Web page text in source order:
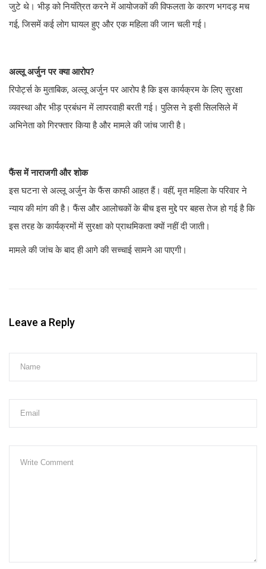
जुटे थे। भीड़ को नियंत्रित करने में आयोजकों की विफलता के कारण भगदड़ मच
गई, जिसमें कई लोग घायल हुए और एक महिला की जान चली गई।
अल्लू अर्जुन पर क्या आरोप?
रिपोर्ट्स के मुताबिक, अल्लू अर्जुन पर आरोप है कि इस कार्यक्रम के लिए सुरक्षा
व्यवस्था और भीड़ प्रबंधन में लापरवाही बरती गई। पुलिस ने इसी सिलसिले में
अभिनेता को गिरफ्तार किया है और मामले की जांच जारी है।
फैंस में नाराजगी और शोक
इस घटना से अल्लू अर्जुन के फैंस काफी आहत हैं। वहीं, मृत महिला के परिवार ने
न्याय की मांग की है। फैंस और आलोचकों के बीच इस मुद्दे पर बहस तेज हो गई है कि
इस तरह के कार्यक्रमों में सुरक्षा को प्राथमिकता क्यों नहीं दी जाती।
मामले की जांच के बाद ही आगे की सच्चाई सामने आ पाएगी।
Leave a Reply